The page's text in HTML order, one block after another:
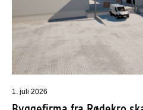
1. juli 2026